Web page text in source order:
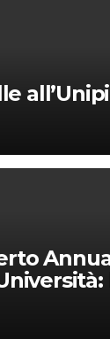
all’Unipi
di